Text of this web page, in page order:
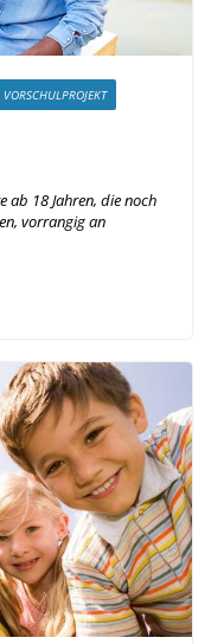
VORSCHULPROJEKT
ab 18 Jahren, die noch
vorrangig an